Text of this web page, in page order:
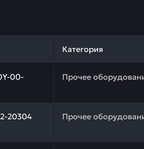
Категория
00-
Прочее
подбор. Пластина
20304 Прочее
подбор. Шланг KOMATSU